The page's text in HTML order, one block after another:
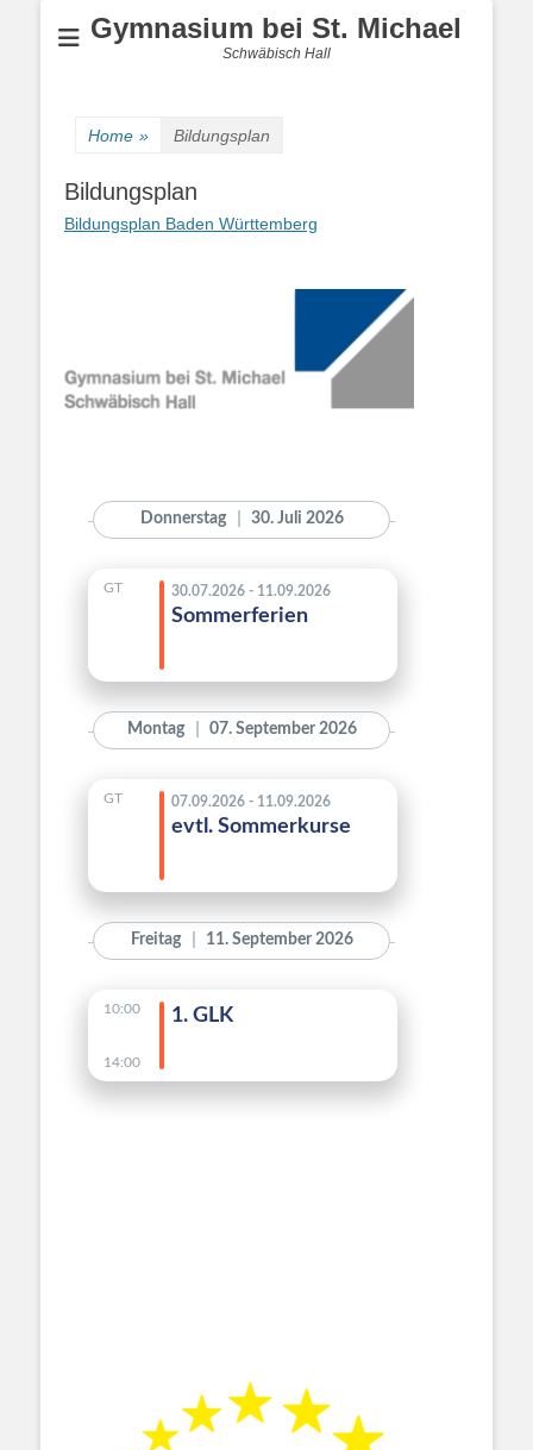
Gymnasium bei St. Michael
Schwäbisch Hall
Home » Bildungsplan
Bildungsplan
Bildungsplan Baden Württemberg